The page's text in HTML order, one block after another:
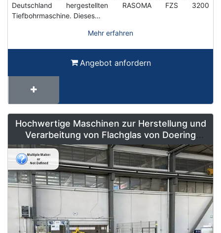
Deutschland hergestellten RASOMA FZS 3200
Tiefbohrmaschine. Dieses…
Mehr erfahren
Angebot anfordern
Hochwertige Maschinen zur Herstellung und
Verarbeitung von Flachglas von Doering
Radeburg – Weltweit erhältlich